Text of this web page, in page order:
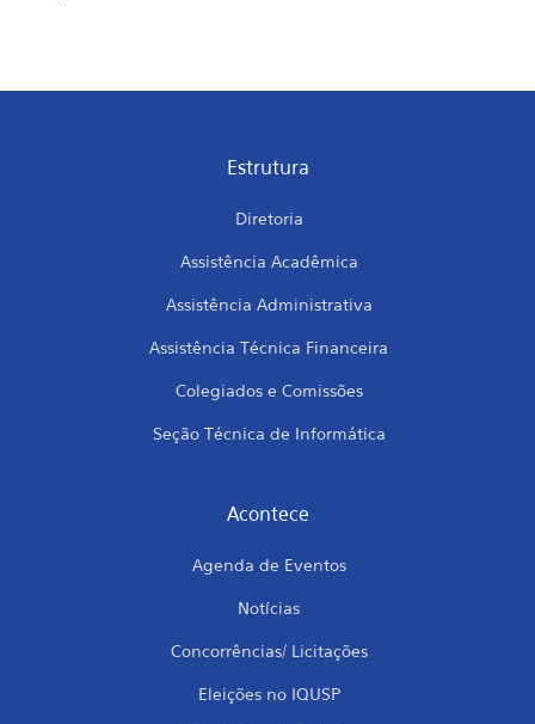
Estrutura
Diretoria
Assistência Acadêmica
Assistência Administrativa
Assistência Técnica Financeira
Colegiados e Comissões
Seção Técnica de Informática
Acontece
Agenda de Eventos
Notícias
Concorrências/ Licitações
Eleições no IQUSP